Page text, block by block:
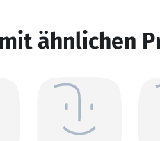
ähnlichen